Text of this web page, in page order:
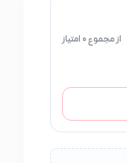
از مجموع 0 امتیاز